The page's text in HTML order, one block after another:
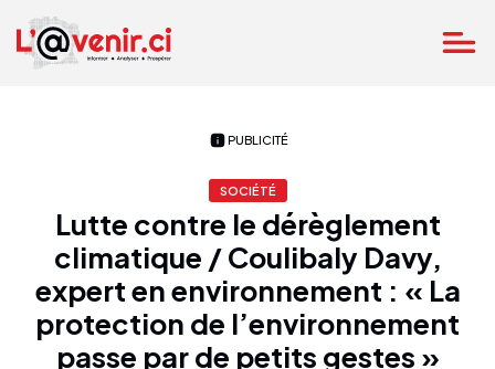
PUBLICITÉ
SOCIÉTÉ
Lutte contre le dérèglement
climatique / Coulibaly Davy,
expert en environnement : « La
protection de l’environnement
passe par de petits gestes »